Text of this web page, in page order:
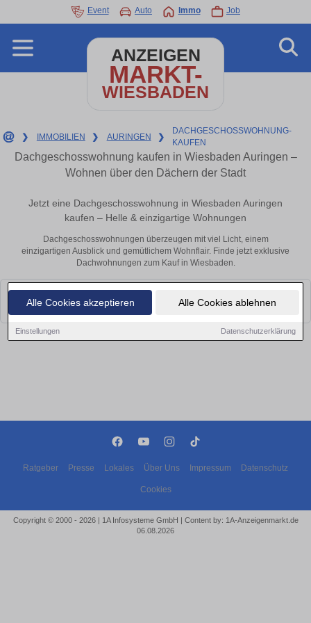
Alle Cookies akzeptieren Alle Cookies ablehnen
Einstellungen Datenschutzerklärung
Event Auto Immo Job
ANZEIGEN
MARKT-
WIESBADEN
❯ IMMOBILIEN ❯ AURINGEN ❯
DACHGESCHOSSWOHNUNG-
KAUFEN
Dachgeschosswohnung kaufen in Wiesbaden Auringen –
Wohnen über den Dächern der Stadt
Jetzt eine Dachgeschosswohnung in Wiesbaden Auringen
kaufen – Helle & einzigartige Wohnungen
Dachgeschosswohnungen überzeugen mit viel Licht, einem
einzigartigen Ausblick und gemütlichem Wohnflair. Finde jetzt exklusive
Dachwohnungen zum Kauf in Wiesbaden.
Leider konnten wir derzeit keine passenden Objekte finden. Schauen Sie
bald wieder vorbei!
Ratgeber Presse Lokales Über Uns Impressum Datenschutz
Cookies
Copyright © 2000 - 2026 | 1A Infosysteme GmbH | Content by: 1A-Anzeigenmarkt.de
06.08.2026